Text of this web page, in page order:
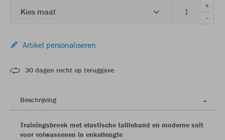
Kies maat
+
-
Artikel personaliseren
30 dagen recht op teruggave
Beschrijving
Trainingsbroek met elastische tailleband en moderne snit
voor volwassenen in enkellengte